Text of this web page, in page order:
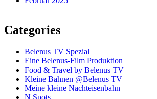
Categories
Belenus TV Spezial
Eine Belenus-Film Produktion
Food & Travel by Belenus TV
Kleine Bahnen @Belenus TV
Meine kleine Nachteisenbahn
N Spots